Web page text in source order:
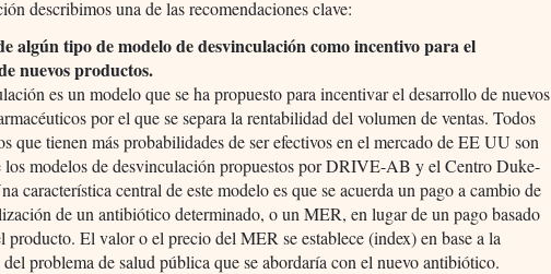
describimos una de las recomendaciones clave:
algún tipo de modelo de desvinculación como incentivo para el
nuevos productos.
es un modelo que se ha propuesto para incentivar el desarrollo de nuevos
por el que se separa la rentabilidad del volumen de ventas. Todos
que tienen más probabilidades de ser efectivos en el mercado de EE UU son
los modelos de desvinculación propuestos por DRIVE-AB y el Centro Duke-
característica central de este modelo es que se acuerda un pago a cambio de
de un antibiótico determinado, o un MER, en lugar de un pago basado
producto. El valor o el precio del MER se establece (index) en base a la
problema de salud pública que se abordaría con el nuevo antibiótico.